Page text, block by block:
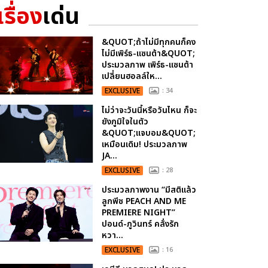
รื่องเด่น
&QUOT;ถ้าไม่มีทุกคนก็คง
ไม่มีเพิร์ธ-แซนต้า&QUOT;
ประมวลภาพ เพิร์ธ-แซนต้า
เปลี่ยนฮอลล์ให...
EXCLUSIVE : 34
ไม่ว่าจะวันนี้หรือวันไหน ก็จะ
ยังภูมิใจในตัว
&QUOT;แจบอม&QUOT;
เหมือนเดิม! ประมวลภาพ
JA...
EXCLUSIVE : 28
ประมวลภาพงาน “มีสติแล้ว
ลูกพีช PEACH AND ME
PREMIERE NIGHT”
ปอนด์-ภูวินทร์ คลั่งรัก
หวา...
EXCLUSIVE : 16